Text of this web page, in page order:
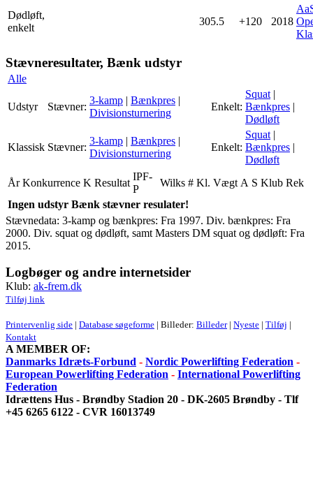
Dødløft,
enkelt
305.5 +120 2018
Stævneresultater, Bænk udstyr
Alle
Udstyr Stævner:
3-kamp | Bænkpres |
Divisionsturnering
Enkelt:
Squat |
Bænkpres |
Dødløft
Klassisk Stævner:
3-kamp | Bænkpres |
Divisionsturnering
Enkelt:
Squat |
Bænkpres |
Dødløft
År Konkurrence K Resultat
IPF-
P
Wilks # Kl. Vægt A S Klub Rek
Ingen udstyr Bænk stævner resulater!
Stævnedata: 3-kamp og bænkpres: Fra 1997. Div. bænkpres: Fra
2000. Div. squat og dødløft, samt Masters DM squat og dødløft: Fra
2015.
Logbøger og andre internetsider
Klub: ak-frem.dk
Tilføj link
Printervenlig side | Database søgeforme | Billeder: Billeder| Nyeste | Tilføj |
Kontakt
A MEMBER OF:
Danmarks Idræts-Forbund - Nordic Powerlifting Federation -
European Powerlifting Federation - International Powerlifting
Federation
Idrættens Hus - Brøndby Stadion 20 - DK-2605 Brøndby - Tlf
+45 6265 6122 - CVR 16013749